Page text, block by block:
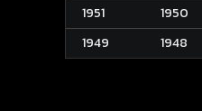
1951
1950
1949
1948